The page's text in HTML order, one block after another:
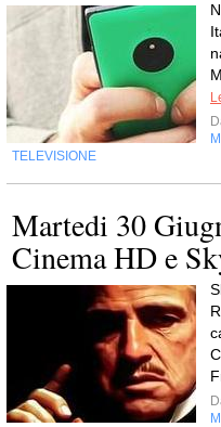
TELEVISIONE
Martedi 30
Cinema HD e